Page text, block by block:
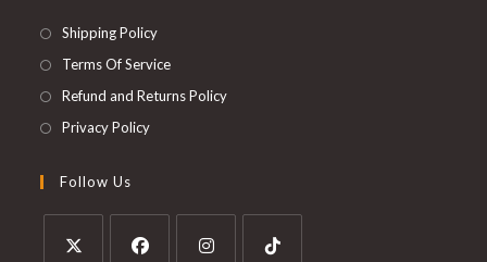
Shipping Policy
Terms Of Service
Refund and Returns Policy
Privacy Policy
Follow Us